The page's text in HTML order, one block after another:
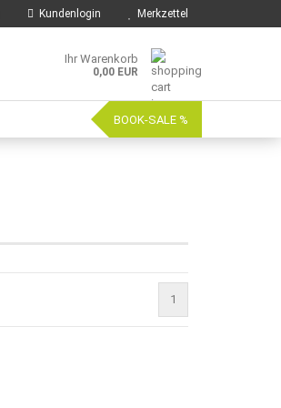
Kundenlogin Merkzettel
Ihr Warenkorb
0,00 EUR
BOOK-SALE %
1